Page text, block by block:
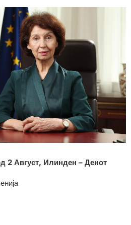
2 Август, Илинден – Денот